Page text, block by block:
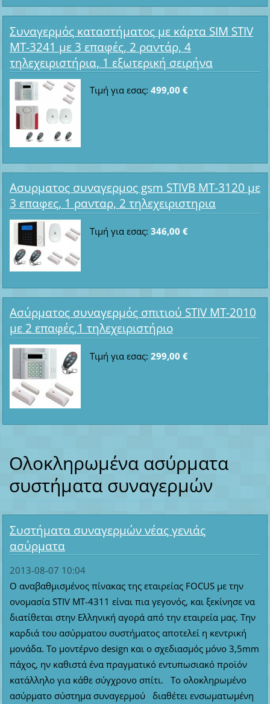
Συναγερμός καταστήματος με κάρτα SIM STIV
MT-3241 με 3 επαφές, 2 ραντάρ, 4
τηλεχειριστήρια, 1 εξωτερική σειρήνα
Τιμή για εσας: 499,00 €
Ασυρματος συναγερμος gsm STIVB MT-3120 με
3 επαφες, 1 ρανταρ, 2 τηλεχειριστηρια
Τιμή για εσας: 346,00 €
Ασύρματος συναγερμός σπιτιού STIV MT-2010
με 2 επαφές,1 τηλεχειριστήριο
Τιμή για εσας: 299,00 €
Ολοκληρωμένα ασύρματα
συστήματα συναγερμών
Συστήματα συναγερμών νέας γενιάς
ασύρματα
2013-08-07 10:04
Ο αναβαθμισμένος πίνακας της εταιρείας FOCUS με την
ονομασία STIV MT-4311 είναι πια γεγονός, και ξεκίνησε να
διατίθεται στην Ελληνική αγορά από την εταιρεία μας. Την
καρδιά του ασύρματου συστήματος αποτελεί η κεντρική
μονάδα. Το μοντέρνο design και ο σχεδιασμός μόνο 3,5mm
πάχος, ην καθιστά ένα πραγματικό εντυπωσιακό προϊόν
κατάλληλο για κάθε σύγχρονο σπίτι. Το ολοκληρωμένο
ασύρματο σύστημα συναγερμού διαθέτει ενσωματωμένη